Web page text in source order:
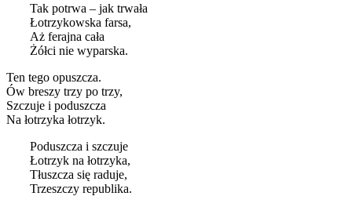
Tak potrwa – jak trwała
Łotrzykowska farsa,
Aż ferajna cała
Żółci nie wyparska.
Ten tego opuszcza.
Ów breszy trzy po trzy,
Szczuje i poduszcza
Na łotrzyka łotrzyk.
Poduszcza i szczuje
Łotrzyk na łotrzyka,
Tłuszcza się raduje,
Trzeszczy republika.